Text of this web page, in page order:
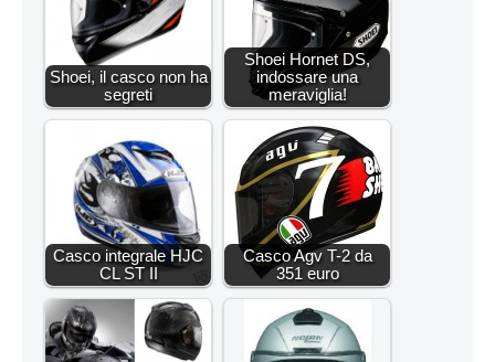
Shoei, il casco non ha
segreti
Shoei Hornet DS,
indossare una
meraviglia!
Casco integrale HJC
CL ST II
Casco Agv T-2 da
351 euro